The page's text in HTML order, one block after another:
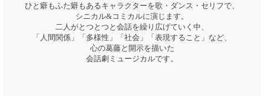
ひと癖もふた癖もあるキャラクターを歌・ダンス・セリフで、
シニカル&コミカルに演じます。
二人がとつとつと会話を繰り広げていく中、
「人間関係」「多様性」「社会」「表現すること」など、
心の葛藤と開示を描いた
会話劇ミュージカルです。